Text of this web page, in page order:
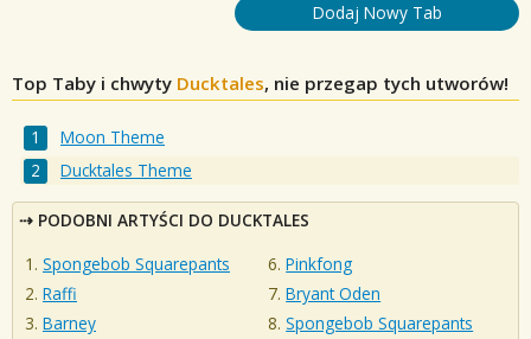
Dodaj Nowy Tab
Top Taby i chwyty Ducktales, nie przegap tych utworów!
Moon Theme
Ducktales Theme
PODOBNI ARTYŚCI DO DUCKTALES
Spongebob Squarepants
Raffi
Barney
Pinkfong
Bryant Oden
Spongebob Squarepants